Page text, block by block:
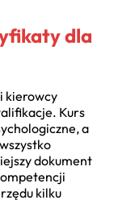
dla
kierowcy
Kurs
a
dokument
kilku